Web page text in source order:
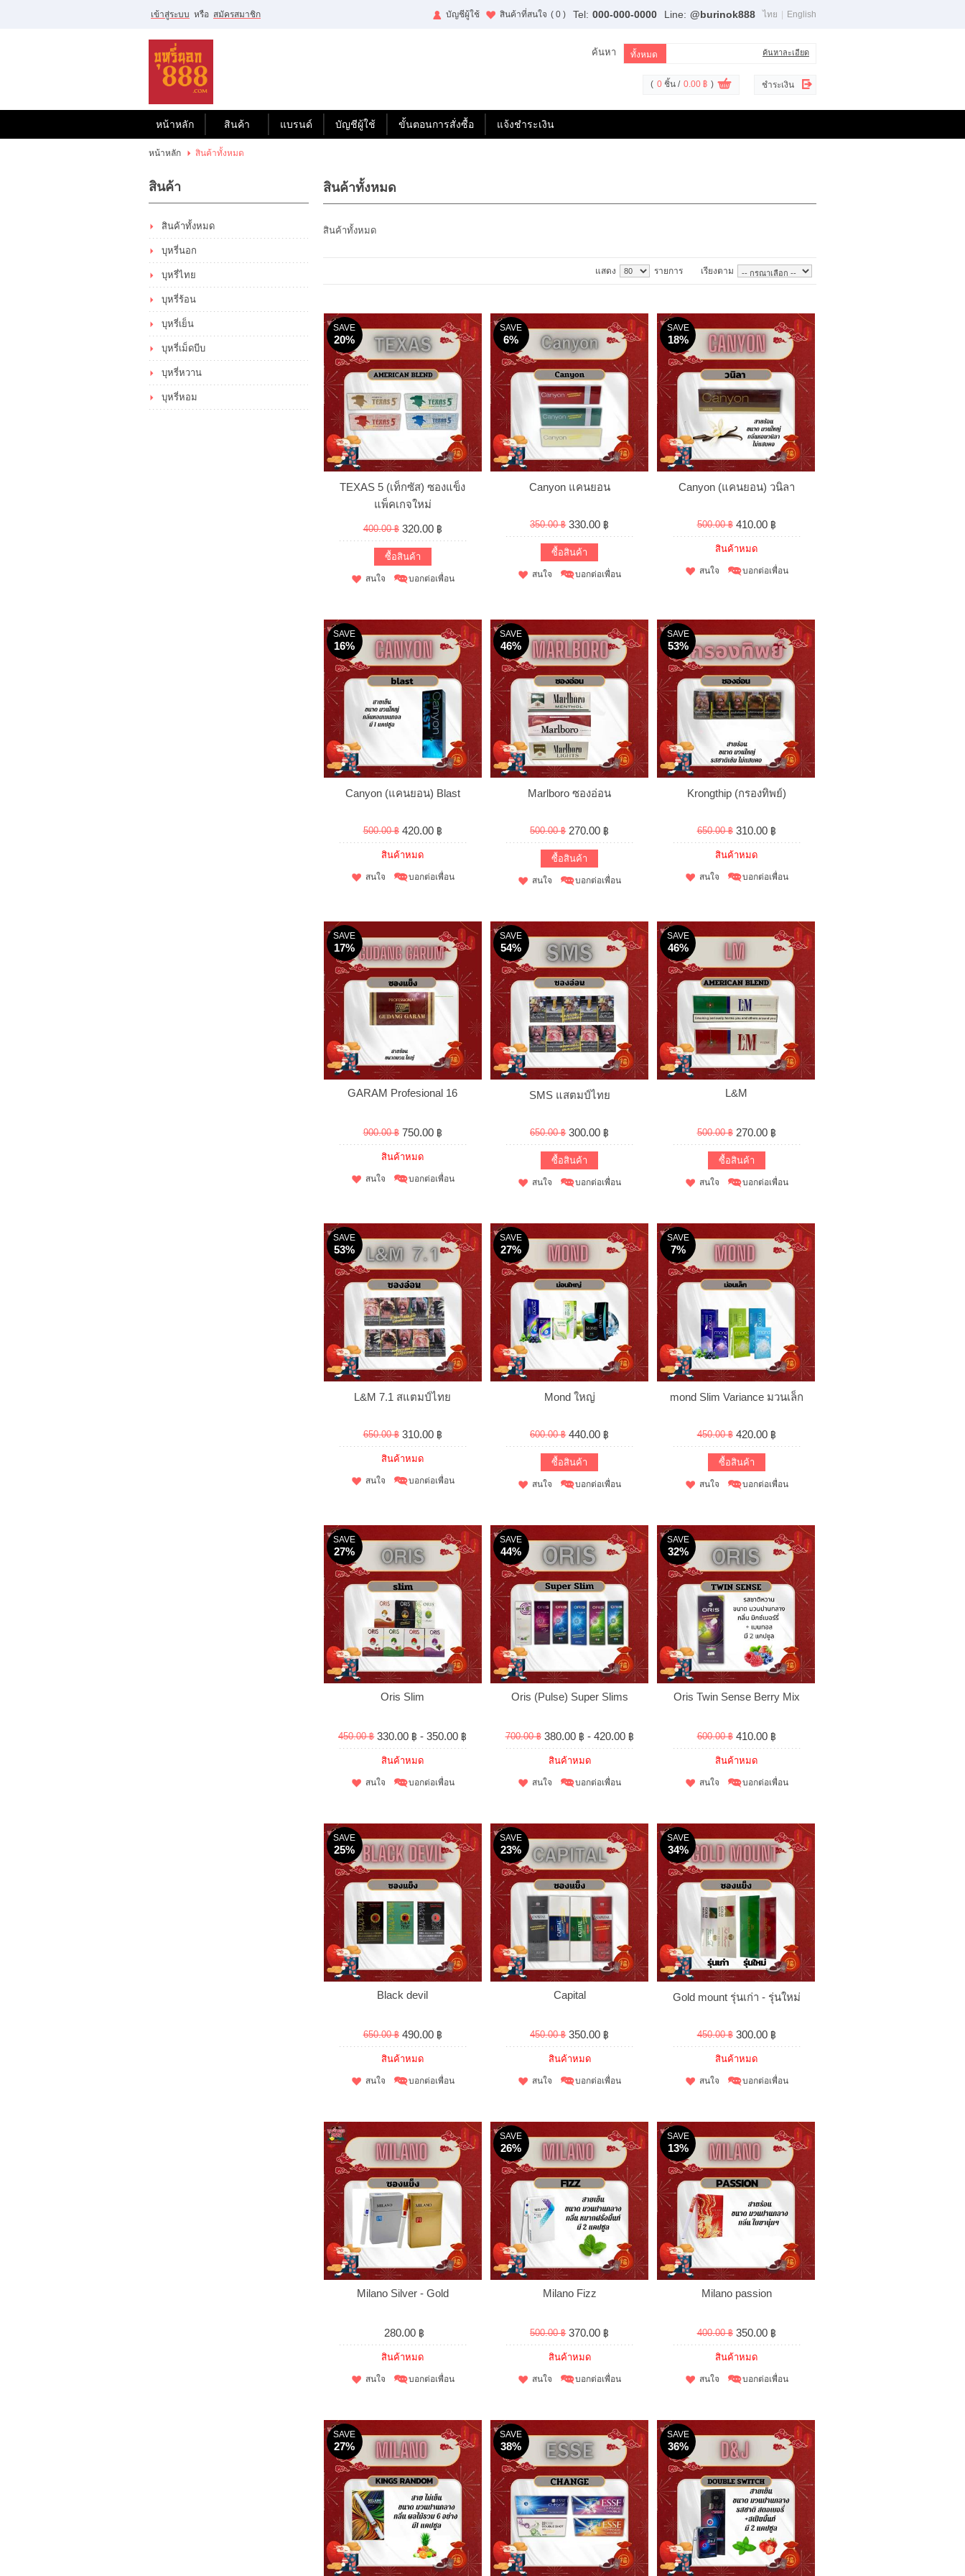
ไทย | English
แบรนด์
ขั้นตอนการสั่งซื้อ
เข้าสู่ระบบ หรือ สมัครสมาชิก ไทย English
Tel: 000-000-0000 Line: @burinok888
สินค้าที่สนใจ ( 0 )
บัญชีผู้ใช้
ค้นหา ค้นหาละเอียด
( 0 ชิ้น / 0.00 ฿ ) ชำระเงิน
หน้าหลัก สินค้า แบรนด์ บัญชีผู้ใช้ ขั้นตอนการสั่งซื้อ แจ้งชำระเงิน
หน้าหลัก สินค้าทั้งหมด
สินค้า
สินค้าทั้งหมด
บุหรี่นอก
บุหรี่ไทย
บุหรี่ร้อน
บุหรี่เย็น
บุหรี่เม็ดบีบ
บุหรี่หวาน
บุหรี่หอม
สินค้าทั้งหมด
สินค้าทั้งหมด
เรียงตาม
แสดง รายการ
TEXAS 5 (เท็กซัส) ซองแข็ง
แพ็คเกจใหม่
400.00 ฿ 320.00 ฿
SAVE
20%
ซื้อสินค้า
สนใจ บอกต่อเพื่อน
Canyon แคนยอน
350.00 ฿ 330.00 ฿
SAVE
6%
ซื้อสินค้า
สนใจ บอกต่อเพื่อน
Canyon (แคนยอน) วนิลา
500.00 ฿ 410.00 ฿
SAVE
18%
สินค้าหมด
สนใจ บอกต่อเพื่อน
Canyon (แคนยอน) Blast
500.00 ฿ 420.00 ฿
SAVE
16%
สินค้าหมด
สนใจ บอกต่อเพื่อน
Marlboro ซองอ่อน
500.00 ฿ 270.00 ฿
SAVE
46%
ซื้อสินค้า
สนใจ บอกต่อเพื่อน
Krongthip (กรองทิพย์)
650.00 ฿ 310.00 ฿
SAVE
53%
สินค้าหมด
สนใจ บอกต่อเพื่อน
GARAM Profesional 16
900.00 ฿ 750.00 ฿
SAVE
17%
สินค้าหมด
สนใจ บอกต่อเพื่อน
SMS แสตมป์ไทย
650.00 ฿ 300.00 ฿
SAVE
54%
ซื้อสินค้า
สนใจ บอกต่อเพื่อน
L&M
500.00 ฿ 270.00 ฿
SAVE
46%
ซื้อสินค้า
สนใจ บอกต่อเพื่อน
L&M 7.1 สแตมป์ไทย
650.00 ฿ 310.00 ฿
SAVE
53%
สินค้าหมด
สนใจ บอกต่อเพื่อน
Mond ใหญ่
600.00 ฿ 440.00 ฿
SAVE
27%
ซื้อสินค้า
สนใจ บอกต่อเพื่อน
mond Slim Variance มวนเล็ก
450.00 ฿ 420.00 ฿
SAVE
7%
ซื้อสินค้า
สนใจ บอกต่อเพื่อน
Oris Slim
450.00 ฿ 330.00 ฿ - 350.00 ฿
SAVE
27%
สินค้าหมด
สนใจ บอกต่อเพื่อน
Oris (Pulse) Super Slims
700.00 ฿ 380.00 ฿ - 420.00 ฿
SAVE
44%
สินค้าหมด
สนใจ บอกต่อเพื่อน
Oris Twin Sense Berry Mix
600.00 ฿ 410.00 ฿
SAVE
32%
สินค้าหมด
สนใจ บอกต่อเพื่อน
Black devil
650.00 ฿ 490.00 ฿
SAVE
25%
สินค้าหมด
สนใจ บอกต่อเพื่อน
Capital
450.00 ฿ 350.00 ฿
SAVE
23%
สินค้าหมด
สนใจ บอกต่อเพื่อน
Gold mount รุ่นเก่า - รุ่นใหม่
450.00 ฿ 300.00 ฿
SAVE
34%
สินค้าหมด
สนใจ บอกต่อเพื่อน
Milano Silver - Gold
280.00 ฿
สินค้าหมด
สนใจ บอกต่อเพื่อน
Milano Fizz
500.00 ฿ 370.00 ฿
SAVE
26%
สินค้าหมด
สนใจ บอกต่อเพื่อน
Milano passion
400.00 ฿ 350.00 ฿
SAVE
13%
สินค้าหมด
สนใจ บอกต่อเพื่อน
SAVE
27%
SAVE
38%
SAVE
36%